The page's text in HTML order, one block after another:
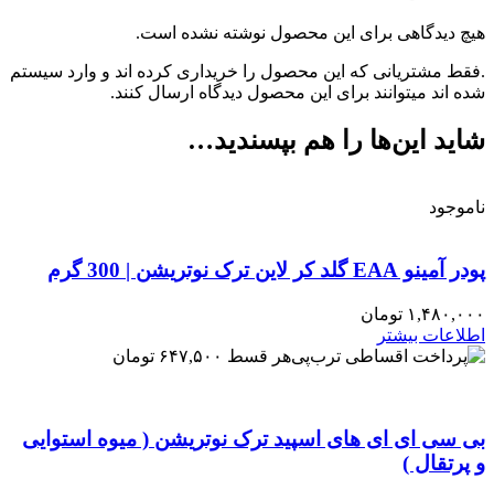
هیچ دیدگاهی برای این محصول نوشته نشده است.
.فقط مشتریانی که این محصول را خریداری کرده اند و وارد سیستم
شده اند میتوانند برای این محصول دیدگاه ارسال کنند.
شاید این‌ها را هم بپسندید…
ناموجود
پودر آمینو EAA گلد کر لاین ترک نوتریشن | 300 گرم
۱,۴۸۰,۰۰۰ تومان
اطلاعات بیشتر
هر قسط ۶۴۷,۵۰۰ تومان
بی سی ای ای های اسپید ترک نوتریشن ( میوه استوایی
و پرتقال )